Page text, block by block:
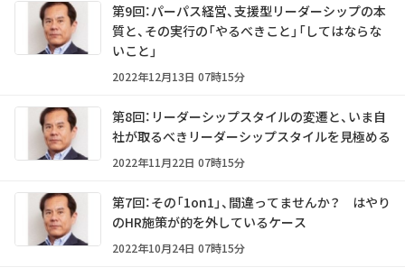
第9回：パーパス経営、支援型リーダーシップの本
質と、その実行の「やるべきこと」「してはならな
いこと」
2022年12月13日 07時15分
第8回：リーダーシップスタイルの変遷と、いま自
社が取るべきリーダーシップスタイルを見極める
2022年11月22日 07時15分
第7回：その「1on1」、間違ってませんか？ はやり
のHR施策が的を外しているケース
2022年10月24日 07時15分